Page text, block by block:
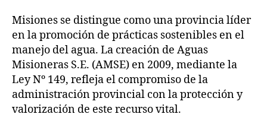
Misiones se distingue como una provincia líder
en la promoción de prácticas sostenibles en el
manejo del agua. La creación de Aguas
Misioneras S.E. (AMSE) en 2009, mediante la
Ley Nº 149, refleja el compromiso de la
administración provincial con la protección y
valorización de este recurso vital.